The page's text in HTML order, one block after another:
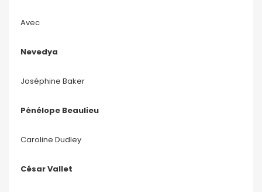
Avec
Nevedya
Joséphine Baker
Pénélope Beaulieu
Caroline Dudley
César Vallet